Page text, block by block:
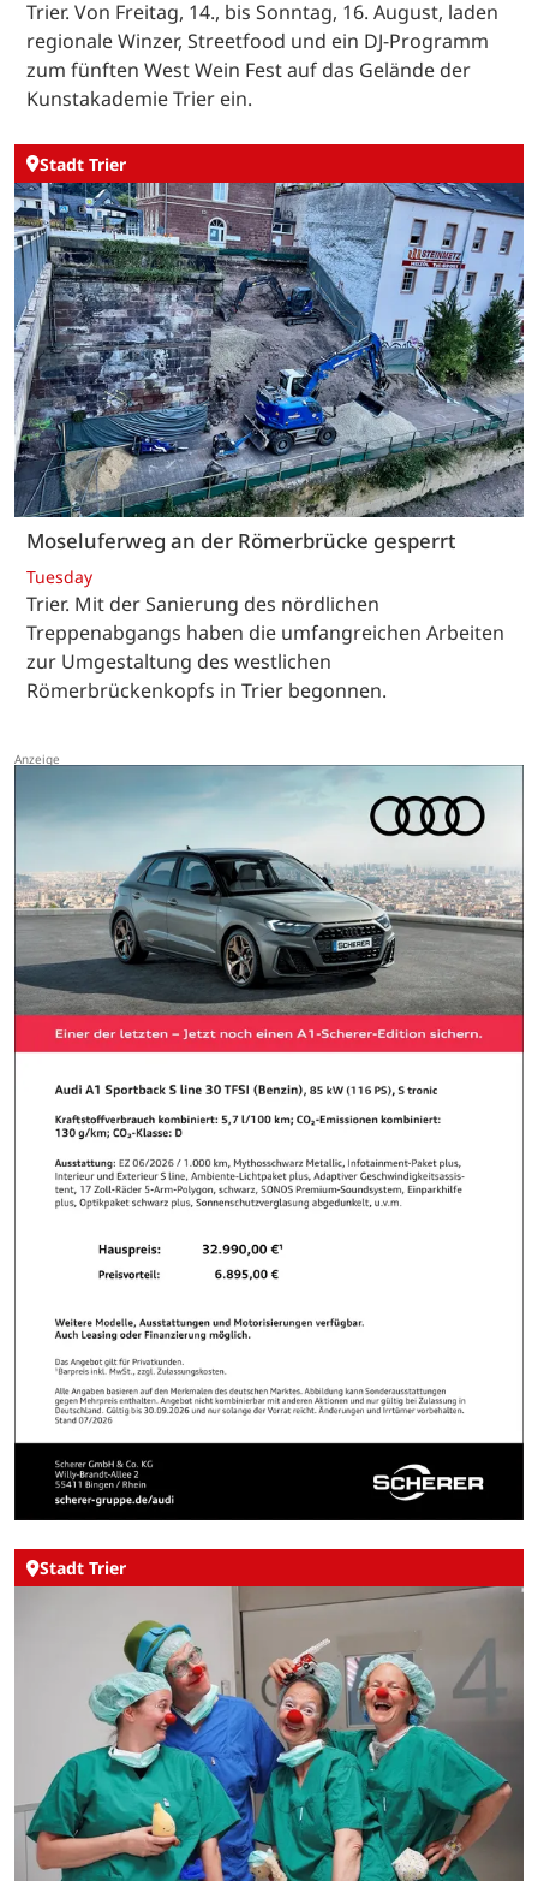
Trier. Von Freitag, 14., bis Sonntag, 16. August, laden
regionale Winzer, Streetfood und ein DJ-Programm
zum fünften West Wein Fest auf das Gelände der
Kunstakademie Trier ein.
Stadt Trier
Moseluferweg an der Römerbrücke gesperrt
Tuesday
Trier. Mit der Sanierung des nördlichen
Treppenabgangs haben die umfangreichen Arbeiten
zur Umgestaltung des westlichen
Römerbrückenkopfs in Trier begonnen.
Stadt Trier